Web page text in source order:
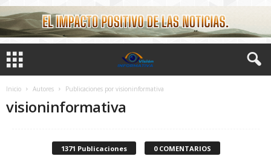
Inicio Autores Publicaciones por visioninformativa
visioninformativa
1371 Publicaciones 0 COMENTARIOS